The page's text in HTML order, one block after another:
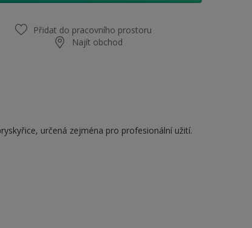
Přidat do pracovního prostoru
Najít obchod
určená zejména pro profesionální užití.